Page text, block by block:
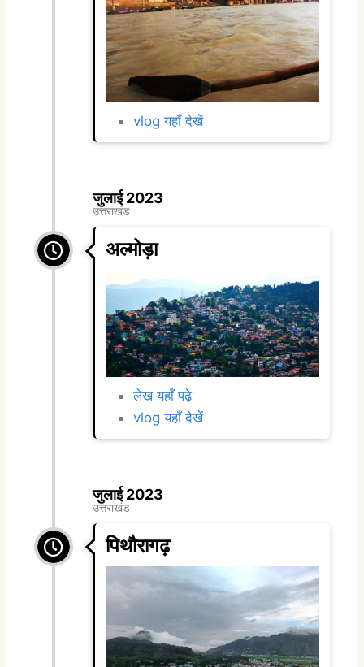
vlog यहाँ देखें
जुलाई 2023
उत्तराखंड
अल्मोड़ा
लेख यहाँ पढ़े
vlog यहाँ देखें
जुलाई 2023
उत्तराखंड
पिथौरागढ़